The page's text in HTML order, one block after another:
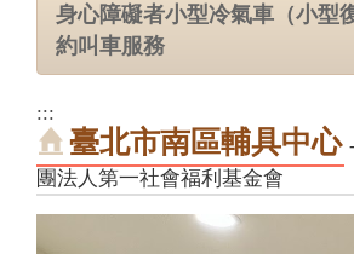
身心障礙者小型冷氣車（小型
約叫車服務
:::
臺北市南區輔具中心
團法人第一社會福利基金會